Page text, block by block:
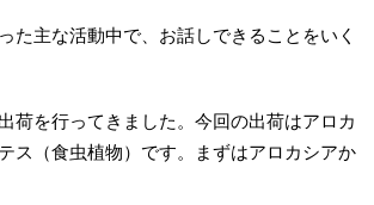
た主な活動中で、お話しできることをいく
荷を行ってきました。今回の出荷はアロカ
ス（食虫植物）です。まずはアロカシアか